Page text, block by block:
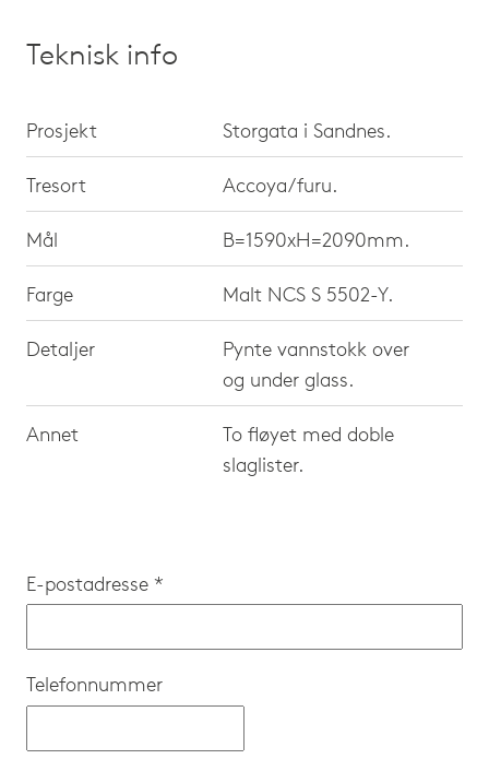
Teknisk info
Prosjekt Storgata i Sandnes.
Tresort Accoya/furu.
Mål B=1590xH=2090mm.
Farge Malt NCS S 5502-Y.
Detaljer
Pynte vannstokk over
og under glass.
Annet
To fløyet med doble
slaglister.
E-postadresse *
Telefonnummer